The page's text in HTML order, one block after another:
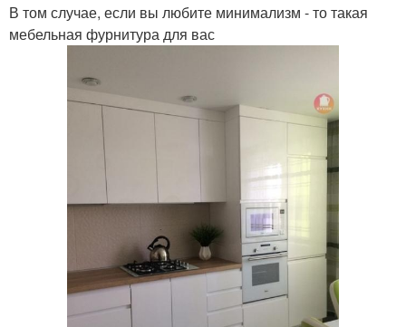
В том случае, если вы любите минимализм - то такая
мебельная фурнитура для вас